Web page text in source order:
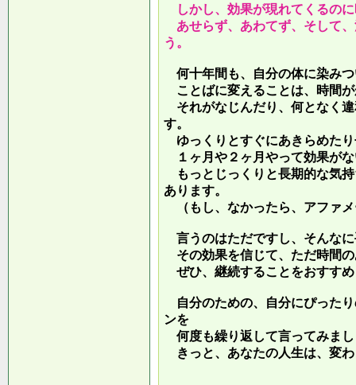
しかし、効果が現れてくるの
あせらず、あわてず、そして
う。
何十年間も、自分の体に染み
ことばに変えることは、時間
それがなじんだり、何となく
す。
ゆっくりとすぐにあきらめた
１ヶ月や２ヶ月やって効果が
もっとじっくりと長期的な気
あります。
（もし、なかったら、アファ
言うのはただですし、そんな
その効果を信じて、ただ時間
ぜひ、継続することをおすす
自分のための、自分にぴった
ンを
何度も繰り返して言ってみま
きっと、あなたの人生は、変